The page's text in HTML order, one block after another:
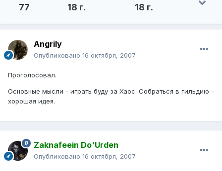
77 18 г. 18 г.
Angrily
Опубликовано 16 октября, 2007
Проголосовал.
Основные мысли - играть буду за Хаос. Собраться в гильдию -
хорошая идея.
Zaknafeein Do'Urden
Опубликовано 16 октября, 2007